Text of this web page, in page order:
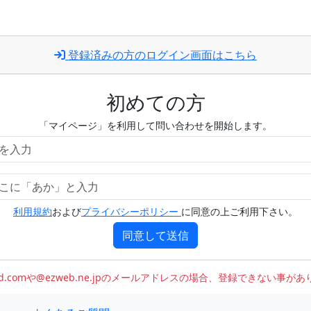
登録済みの方のログイン画面はこちら
初めての方
「マイページ」を利用して問い合わせを開始します。
利用規約およびプライバシーポリシー に同意の上ご利用下さい。
同意して送信
や@ezweb.ne.jpのメールアドレスの場合、登録できない事があ